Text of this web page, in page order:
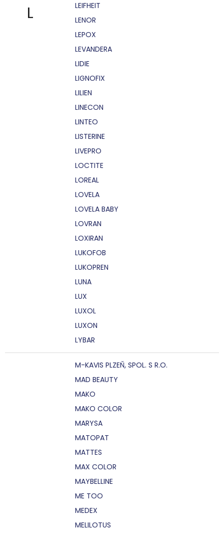
L
LEIFHEIT
LENOR
LEPOX
LEVANDERA
LIDIE
LIGNOFIX
LILIEN
LINECON
LINTEO
LISTERINE
LIVEPRO
LOCTITE
LOREAL
LOVELA
LOVELA BABY
LOVRAN
LOXIRAN
LUKOFOB
LUKOPREN
LUNA
LUX
LUXOL
LUXON
LYBAR
M-KAVIS PLZEŇ, SPOL. S R.O.
MAD BEAUTY
MAKO
MAKO COLOR
MARYSA
MATOPAT
MATTES
MAX COLOR
MAYBELLINE
ME TOO
MEDEX
MELILOTUS